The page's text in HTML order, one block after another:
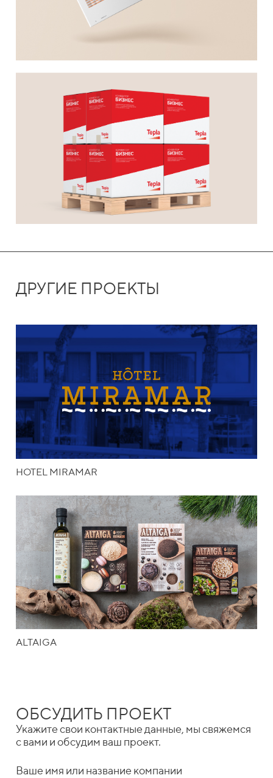
ДРУГИЕ ПРОЕКТЫ
HOTEL MIRAMAR
ALTAIGA
ОБСУДИТЬ ПРОЕКТ
Укажите свои контактные данные, мы свяжемся
с вами и обсудим ваш проект.
Ваше имя или название компании